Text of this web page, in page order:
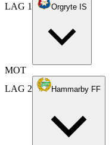
LAG 1 Orgryte IS
MOT
LAG 2
Hammarby FF